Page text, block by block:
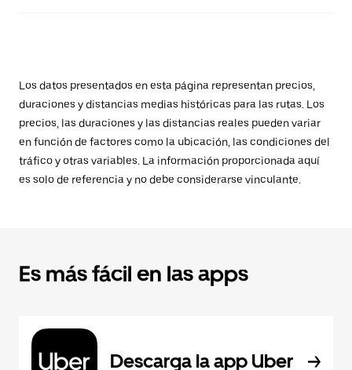
Los datos presentados en esta página representan precios,
duraciones y distancias medias históricas para las rutas. Los
precios, las duraciones y las distancias reales pueden variar
en función de factores como la ubicación, las condiciones del
tráfico y otras variables. La información proporcionada aquí
es solo de referencia y no debe considerarse vinculante.
Es más fácil en las apps
Descarga la app Uber